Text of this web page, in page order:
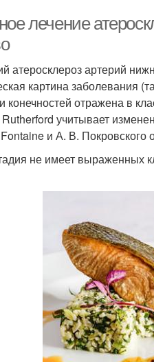
лечение
атеросклероз артерий
картина заболевания
конечностей отражена в
учитывает
и А. В. Покровского
не имеет выраженных